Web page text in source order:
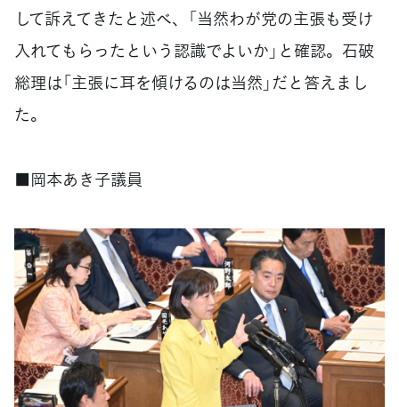
して訴えてきたと述べ、「当然わが党の主張も受け
入れてもらったという認識でよいか」と確認。石破
総理は「主張に耳を傾けるのは当然」だと答えまし
た。
■岡本あき子議員